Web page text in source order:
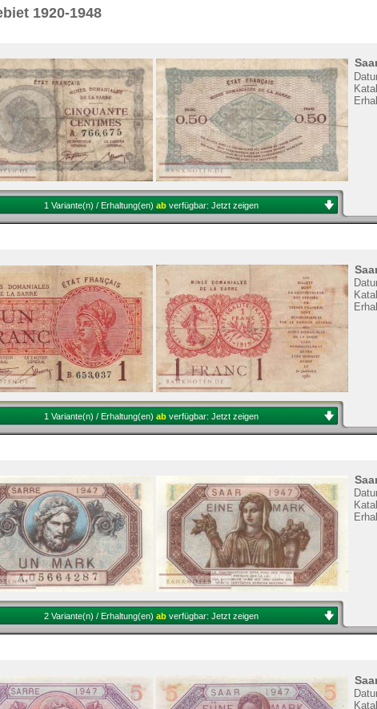
1920-1948
1 Variante(n) / Erhaltung(en) ab verfügbar: Jetzt zeigen
1 Variante(n) / Erhaltung(en) ab verfügbar: Jetzt zeigen
2 Variante(n) / Erhaltung(en) ab verfügbar: Jetzt zeigen